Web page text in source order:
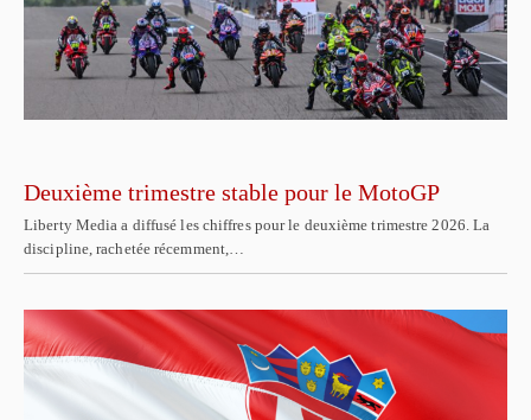
Deuxième trimestre stable pour le MotoGP
Liberty Media a diffusé les chiffres pour le deuxième trimestre 2026. La
discipline, rachetée récemment,…